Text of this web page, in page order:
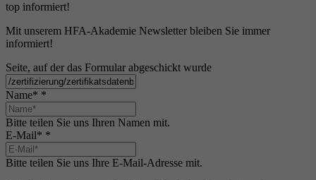
top informiert!
Mit unserem HFA-Akademie Newsletter bleiben Sie immer
informiert!
Seite, auf der das Formular abgeschickt wurde
Name* *
Bitte teilen Sie uns Ihren Namen mit.
E-Mail* *
Bitte teilen Sie uns Ihre E-Mail-Adresse mit.